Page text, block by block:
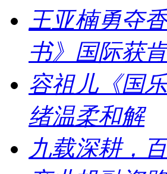
王亚楠勇夺
书》国际获
容祖儿《国
绪温柔和解
九载深耕，